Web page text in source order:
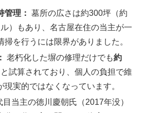
管理： 墓所の広さは約300坪（約
）もあり、名古屋在住の当主が一
掃を行うには限界がありました。
老朽化した塀の修理だけでも約
試算されており、個人の負担で維
現実的ではなくなっています。
目当主の徳川慶朝氏（2017年没）